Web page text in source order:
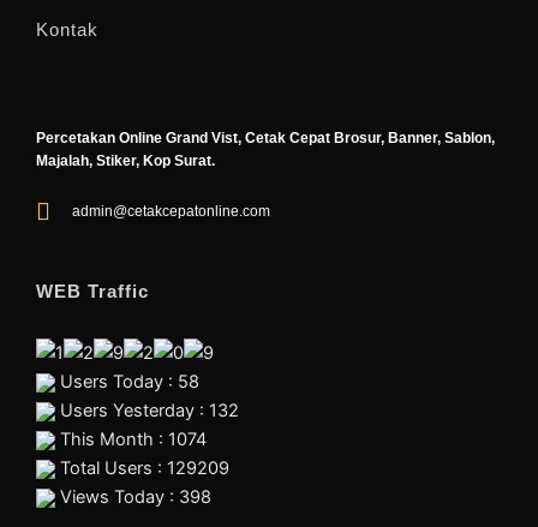
Kontak
Percetakan Online Grand Vist, Cetak Cepat Brosur, Banner, Sablon,
Majalah, Stiker, Kop Surat.
admin@cetakcepatonline.com
WEB Traffic
Users Today : 58
Users Yesterday : 132
This Month : 1074
Total Users : 129209
Views Today : 398